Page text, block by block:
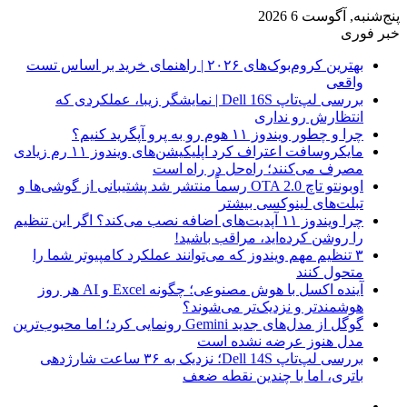
پنج‌شنبه, آگوست 6 2026
خبر فوری
بهترین کروم‌بوک‌های ۲۰۲۶ | راهنمای خرید بر اساس تست
واقعی
بررسی لپ‌تاپ Dell 16S | نمایشگر زیبا، عملکردی که
انتظارش رو نداری
چرا و چطور ویندوز ۱۱ هوم رو به پرو آپگرید کنیم؟
مایکروسافت اعتراف کرد اپلیکیشن‌های ویندوز ۱۱ رم زیادی
مصرف می‌کنند؛ راه‌حل در راه است
اوبونتو تاچ OTA 2.0 رسماً منتشر شد پشتیبانی از گوشی‌ها و
تبلت‌های لینوکسی بیشتر
چرا ویندوز ۱۱ آپدیت‌های اضافه نصب می‌کند؟ اگر این تنظیم
را روشن کرده‌اید، مراقب باشید!
۳ تنظیم مهم ویندوز که می‌توانند عملکرد کامپیوتر شما را
متحول کنند
آینده اکسل با هوش مصنوعی؛ چگونه Excel و AI هر روز
هوشمندتر و نزدیک‌تر می‌شوند؟
گوگل از مدل‌های جدید Gemini رونمایی کرد؛ اما محبوب‌ترین
مدل هنوز عرضه نشده است
بررسی لپ‌تاپ Dell 14S؛ نزدیک به ۳۶ ساعت شارژدهی
باتری، اما با چندین نقطه ضعف